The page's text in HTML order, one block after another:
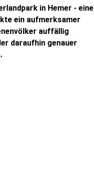
in Hemer - eine
ein aufmerksamer
auffällig
daraufhin genauer